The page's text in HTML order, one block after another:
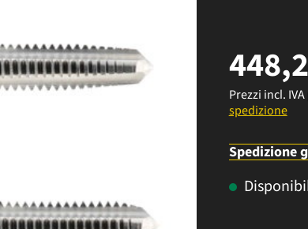
Prezzi incl.
spedizione
Spedizione